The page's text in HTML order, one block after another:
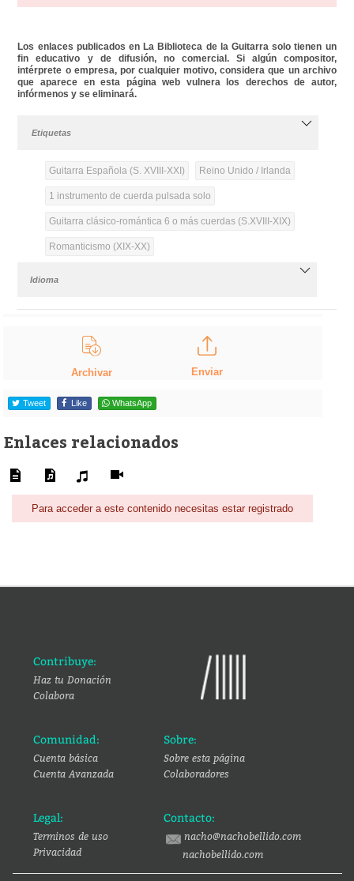
Los enlaces publicados en La Biblioteca de la Guitarra solo tienen un
fin educativo y de difusión, no comercial. Si algún compositor,
intérprete o empresa, por cualquier motivo, considera que un archivo
que aparece en esta página web vulnera los derechos de autor,
infórmenos y se eliminará.
Etiquetas
Guitarra Española (S. XVIII-XXI) Reino Unido / Irlanda
1 instrumento de cuerda pulsada solo
Guitarra clásico-romántica 6 o más cuerdas (S.XVIII-XIX)
Romanticismo (XIX-XX)
Idioma
Archivar Enviar
Tweet Like WhatsApp
Enlaces relacionados
Para acceder a este contenido necesitas estar registrado
Contribuye:
Haz tu Donación
Colabora
Comunidad:
Cuenta básica
Cuenta Avanzada
Sobre:
Sobre esta página
Colaboradores
Legal:
Terminos de uso
Privacidad
Contacto:
nacho@nachobellido.com
nachobellido.com